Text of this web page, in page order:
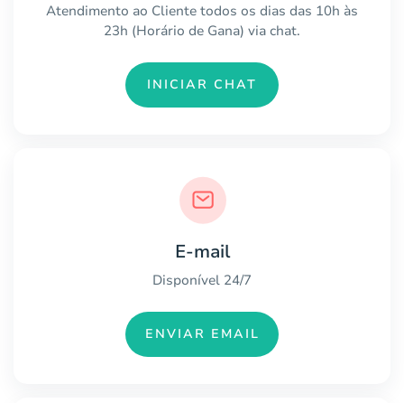
Atendimento ao Cliente todos os dias das 10h às
23h (Horário de Gana) via chat.
INICIAR CHAT
E-mail
Disponível 24/7
ENVIAR EMAIL